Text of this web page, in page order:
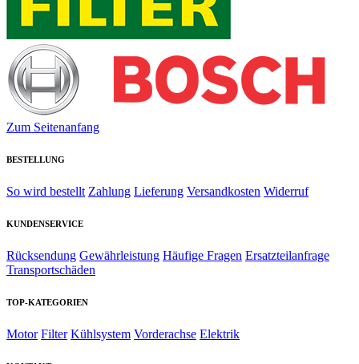
Zum Seitenanfang
BESTELLUNG
So wird bestellt Zahlung Lieferung Versandkosten Widerruf
KUNDENSERVICE
Rücksendung Gewährleistung Häufige Fragen Ersatzteilanfrage
Transportschäden
TOP-KATEGORIEN
Motor Filter Kühlsystem Vorderachse Elektrik